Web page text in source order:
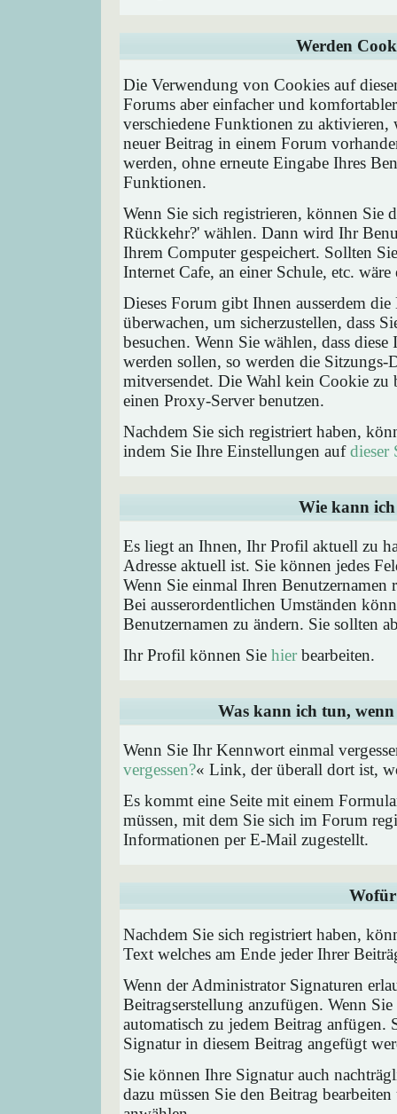
Werden
Die Verwendung von Cookies auf
Forums aber einfacher und
verschiedene Funktionen zu
neuer Beitrag in einem Forum
werden, ohne erneute Eingabe Ihres
Funktionen.
Wenn Sie sich registrieren, können Sie
Rückkehr?' wählen. Dann wird Ihr
Ihrem Computer gespeichert. Sollten
Internet Cafe, an einer Schule, etc.
Dieses Forum gibt Ihnen ausserdem
überwachen, um sicherzustellen, dass
besuchen. Wenn Sie wählen, dass
werden sollen, so werden die
mitversendet. Die Wahl kein Cookie zu
einen Proxy-Server benutzen.
Nachdem Sie sich registriert haben,
indem Sie Ihre Einstellungen aufdieser
Wie kann
Es liegt an Ihnen, Ihr Profil aktuell zu
Adresse aktuell ist. Sie können jedes
Wenn Sie einmal Ihren
Bei ausserordentlichen Umständen
Benutzernamen zu ändern. Sie sollten
Ihr Profil können Sie hierbearbeiten.
Was kann ich tun, wenn
Wenn Sie Ihr Kennwort einmal
vergessen?« Link, der überall dort ist,
Es kommt eine Seite mit einem
müssen, mit dem Sie sich im Forum
Informationen per E-Mail zugestellt.
Nachdem Sie sich registriert haben,
Text welches am Ende jeder Ihrer
Wenn der Administrator Signaturen
Beitragserstellung anzufügen. Wenn
automatisch zu jedem Beitrag
Signatur in diesem Beitrag angefügt
Sie können Ihre Signatur auch
dazu müssen Sie den Beitrag